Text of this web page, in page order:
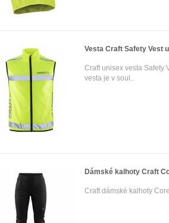
Vesta Craft Safety Vest
Craft unisex vesta Safety
vesta je v soul..
Dámské kalhoty Craft
Craft dámské kalhoty